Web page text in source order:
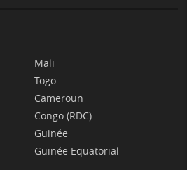
Mali
Togo
Cameroun
Congo (RDC)
Guinée
Guinée Equatorial